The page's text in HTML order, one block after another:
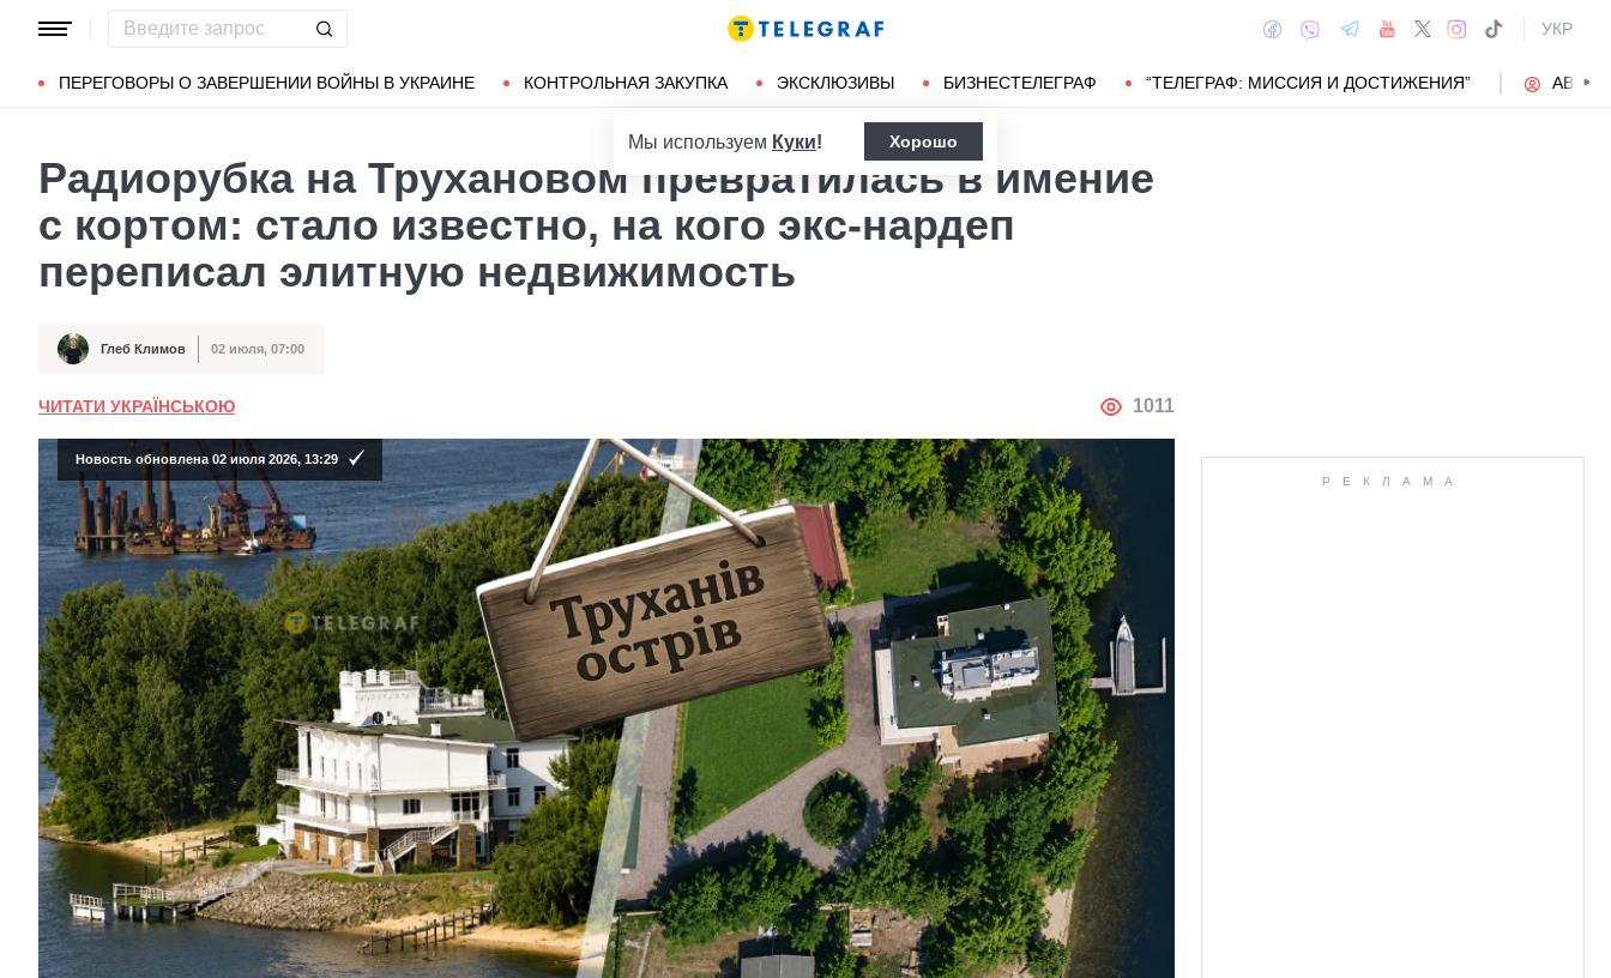
УКР
ПЕРЕГОВОРЫ О ЗАВЕРШЕНИИ ВОЙНЫ В УКРАИНЕ КОНТРОЛЬНАЯ ЗАКУПКА ЭКСКЛЮЗИВЫ БИЗНЕСТЕЛЕГРАФ “ТЕЛЕГРАФ: МИССИЯ И ДОСТИЖЕНИЯ”
Популярные запросы Мариуполь
Мы используем Куки! Хорошо
Радиорубка на Трухановом превратилась в имение
с кортом: стало известно, на кого экс-нардеп
переписал элитную недвижимость
Автор Глеб Климов
Дата публикации 02 июля, 07:00
ЧИТАТИ УКРАЇНСЬКОЮ АВТОР
1011
Новость обновлена 02 июля 2026, 13:29